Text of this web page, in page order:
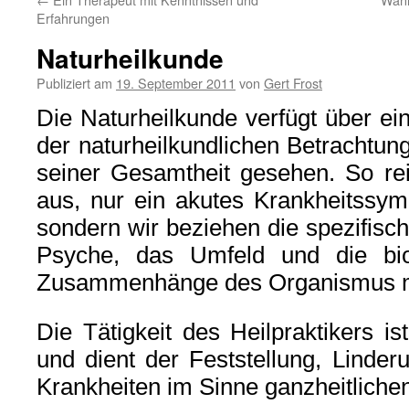
Erfahrungen
Naturheilkunde
Publiziert am 19. September 2011 von Gert Frost
Die Naturheilkunde verfügt über
der naturheilkundlichen
seiner Gesamtheit gesehen. So
aus, nur ein akutes
sondern wir beziehen die
Psyche, das Umfeld und die
Zusammenhänge des Organismus
Die Tätigkeit des Heilpraktikers
und dient der Feststellung,
Krankheiten im Sinne